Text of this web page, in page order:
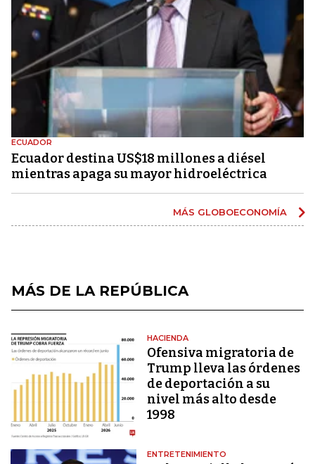
ECUADOR
Ecuador destina US$18 millones a diésel
mientras apaga su mayor hidroeléctrica
MÁS GLOBOECONOMÍA
MÁS DE LA REPÚBLICA
HACIENDA
Ofensiva migratoria de
Trump lleva las órdenes
de deportación a su
nivel más alto desde
1998
ENTRETENIMIENTO